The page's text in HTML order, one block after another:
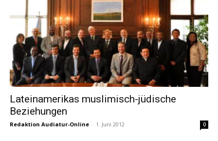
Lateinamerikas muslimisch-jüdische
Beziehungen
Redaktion Audiatur-Online - 1. Juni 2012 0